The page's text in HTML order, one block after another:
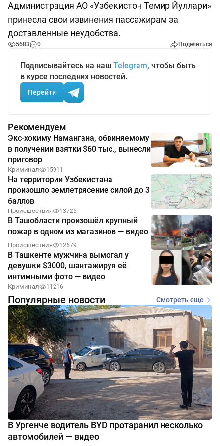
Администрация АО «Узбекистон Темир Йуллари»
принесла свои извинения пассажирам за
доставленные неудобства.
5683 0 Поделиться
Подписывайтесь на наш Telegram, чтобы быть
в курсе последних новостей.
Перейти
Рекомендуем
Экс-хокиму Намангана, обвиняемому
в получении взятки $60 тыс., вынесли
приговор
Криминал 15911
На территории Узбекистана
произошло землетрясение силой до 3
баллов
Происшествия 13725
В Ташобласти произошёл крупный
пожар в одном из магазинов — видео
Происшествия 12679
В Ташкенте мужчина вымогал у
девушки $3000, шантажируя её
интимными фото — видео
Криминал 11216
Популярные новости Смотреть еще
В Ургенче водитель BYD протаранил несколько
автомобилей — видео